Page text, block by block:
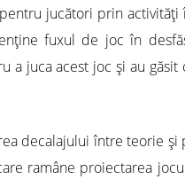
jucători prin
fuxul de joc în
juca acest joc şi au găsit
decalajului între teorie şi
ramâne proiectarea